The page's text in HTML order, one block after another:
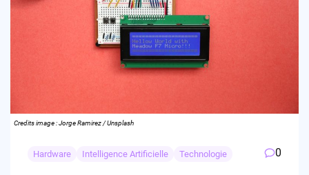
Credits image : Jorge Ramirez / Unsplash
Hardware Intelligence Artificielle Technologie 0